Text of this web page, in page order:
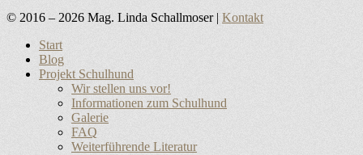
© 2016 – 2026 Mag. Linda Schallmoser | Kontakt
oben
scrollen
Start
Blog
Projekt Schulhund
Wir stellen uns vor!
Informationen zum Schulhund
Galerie
FAQ
Weiterführende Literatur